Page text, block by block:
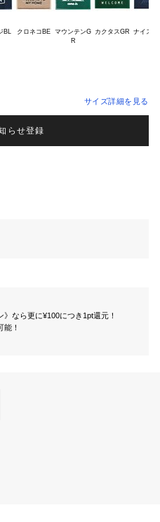
BL クロネコBE マウンテンG カクタスGR ナイスデ
サイズ詳細を見る
らせ登録
なら更に¥100につき1pt還元！
！